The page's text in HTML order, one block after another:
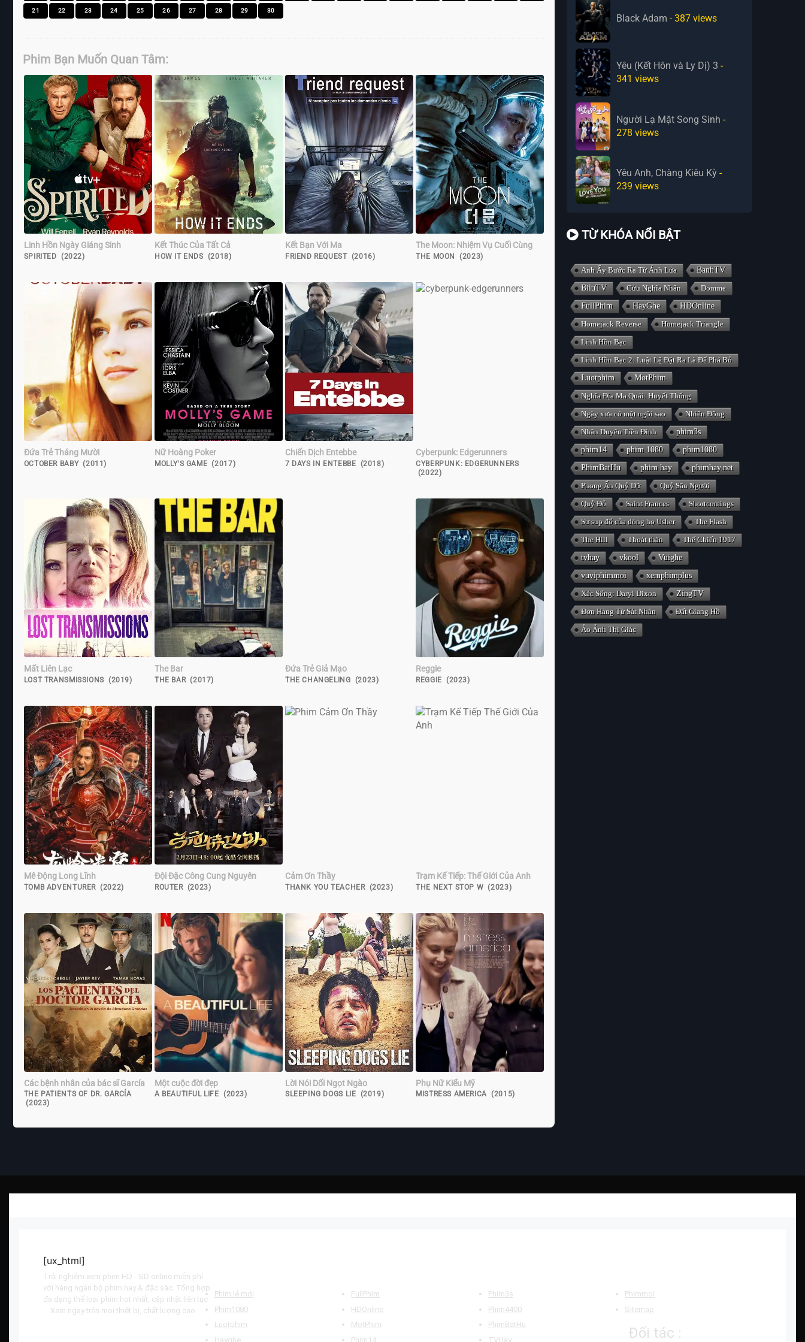
21 22 23 24 25 26 27 28 29 30
Phim Bạn Muốn Quan Tâm:
Linh Hồn Ngày Giáng Sinh
SPIRITED (2022)
Kết Thúc Của Tất Cả
HOW IT ENDS (2018)
Kết Bạn Với Ma
FRIEND REQUEST (2016)
The Moon: Nhiệm Vụ Cuối Cùng
THE MOON (2023)
Đứa Trẻ Tháng Mười
OCTOBER BABY (2011)
Nữ Hoàng Poker
MOLLY'S GAME (2017)
Chiến Dịch Entebbe
7 DAYS IN ENTEBBE (2018)
Cyberpunk: Edgerunners
CYBERPUNK: EDGERUNNERS
(2022)
Mất Liên Lạc
LOST TRANSMISSIONS (2019)
The Bar
THE BAR (2017)
Đứa Trẻ Giả Mạo
THE CHANGELING (2023)
Reggie
REGGIE (2023)
Mê Động Long Lĩnh
TOMB ADVENTURER (2022)
Đội Đặc Công Cung Nguyên
ROUTER (2023)
Cảm Ơn Thầy
THANK YOU TEACHER (2023)
Trạm Kế Tiếp: Thế Giới Của Anh
THE NEXT STOP W (2023)
Các bệnh nhân của bác sĩ García
THE PATIENTS OF DR. GARCÍA
(2023)
Một cuộc đời đẹp
A BEAUTIFUL LIFE (2023)
Lời Nói Dối Ngọt Ngào
SLEEPING DOGS LIE (2019)
Phụ Nữ Kiểu Mỹ
MISTRESS AMERICA (2015)
Black Adam - 387 views
Yêu (Kết Hôn và Ly Dị) 3 -
341 views
Người Lạ Mặt Song Sinh -
278 views
Yêu Anh, Chàng Kiêu Kỳ -
239 views
TỪ KHÓA NỔI BẬT
Anh Ấy Bước Ra Từ Ánh Lửa
BanhTV
BiluTV
Cửu Nghĩa Nhân
Domme
FullPhim
HayGhe
HDOnline
Homejack Reverse
Homejack Triangle
Linh Hồn Bạc
Linh Hồn Bạc 2: Luật Lệ Đặt Ra Là Để Phá Bỏ
Luotphim
MotPhim
Nghĩa Địa Ma Quái: Huyết Thống
Ngày xưa có một ngôi sao
Nhiên Đông
Nhân Duyên Tiền Đình
phim3s
phim14
phim 1080
phim1080
PhimBatHu
phim hay
phimhay.net
Phong Ấn Quỷ Dữ
Quỷ Săn Người
Quỷ Đỏ
Saint Frances
Shortcomings
Sự sụp đổ của dòng họ Usher
The Flash
The Hill
Thoát thân
Thế Chiến 1917
tvhay
vkool
Vuighe
vuviphimmoi
xemphimplus
Xác Sống: Daryl Dixon
ZingTV
Đơn Hàng Từ Sát Nhân
Đất Giang Hồ
Ảo Ảnh Thị Giác